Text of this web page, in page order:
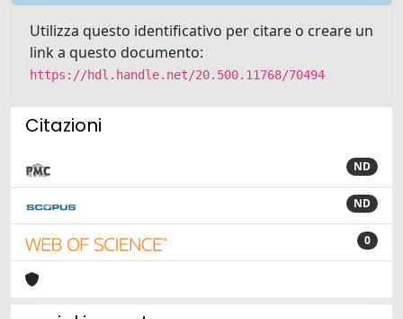
Utilizza questo identificativo per citare o creare un
link a questo documento:
https://hdl.handle.net/20.500.11768/70494
Citazioni
ND
ND
0